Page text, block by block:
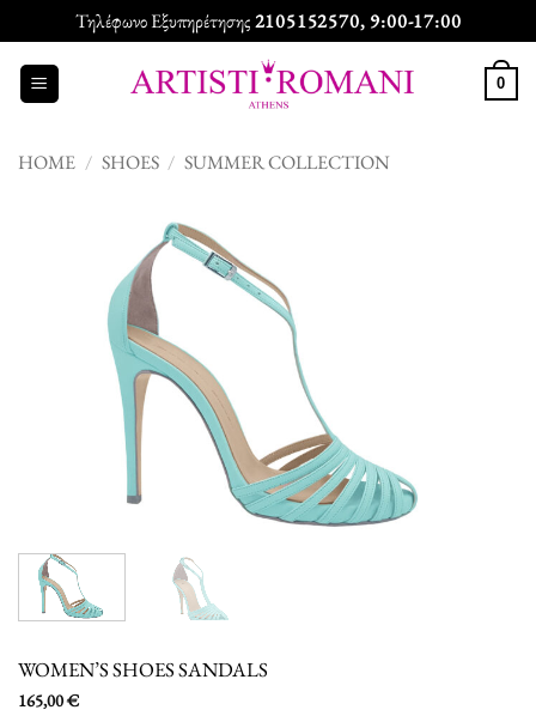
to
content
Τηλέφωνο Εξυπηρέτησης2105152570, 9:00-17:00
0
HOME / SHOES / SUMMER COLLECTION
WOMEN’S SHOES SANDALS
165,00€